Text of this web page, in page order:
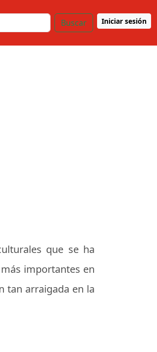
Buscar Iniciar sesión
que se ha
importantes en
tan arraigada en la